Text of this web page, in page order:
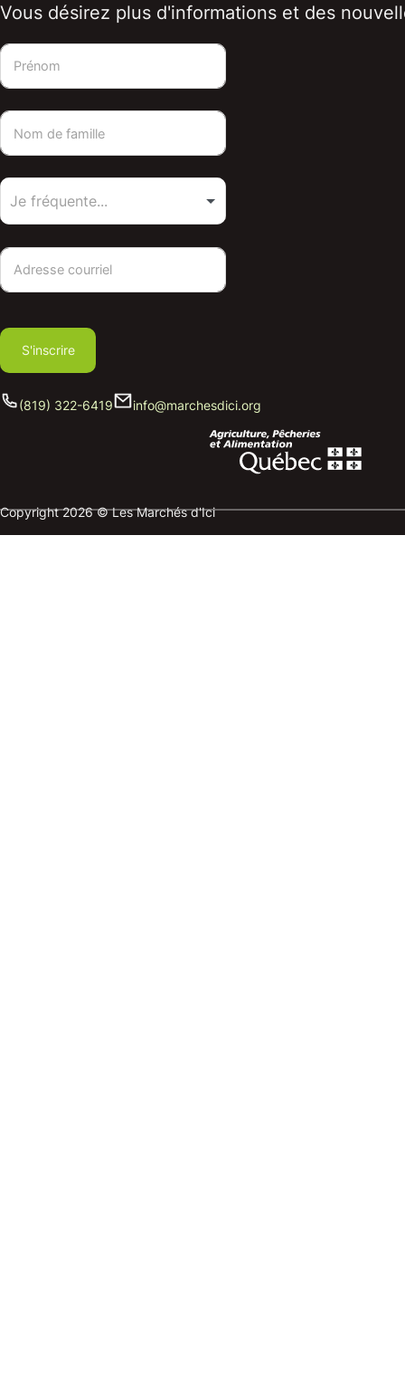
Vous désirez plus d'informations et des
S'inscrire
(819) 322-6419 info@marchesdici.org
Copyright 2026 © Les Marchés d'Ici